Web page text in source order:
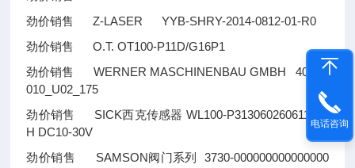
劲价销售 Z-LASER YYB-SHRY-2014-0812-01-R0
劲价销售 O.T. OT100-P11D/G16P1
劲价销售 WERNER MASCHINENBAU GMBH 4011R
010_U02_175
劲价销售 SICK西克传感器 WL100-P313060260611029
H DC10-30V
劲价销售 SAMSON阀门系列 3730-000000000000000
电话咨询